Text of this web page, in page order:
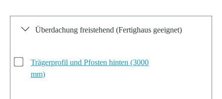
Überdachung freistehend (Fertighaus geeignet)
Trägerprofil und Pfosten hinten (3000
mm)